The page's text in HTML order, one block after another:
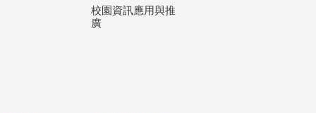
校園資訊應用與推
廣